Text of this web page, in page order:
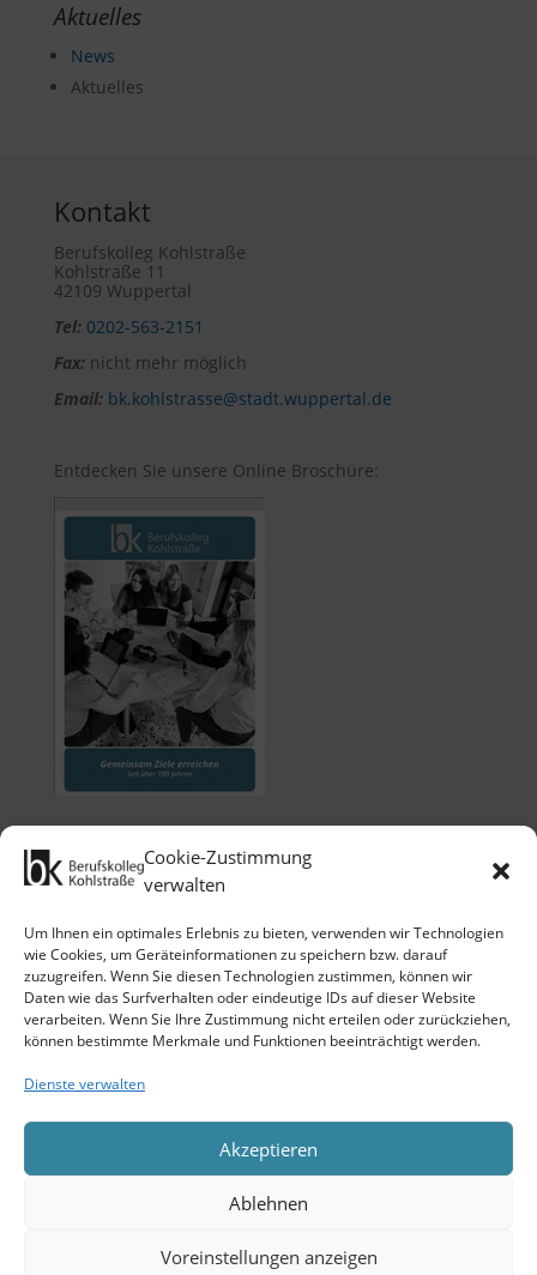
Cookie-Zustimmung
verwalten
Um Ihnen ein optimales Erlebnis zu bieten, verwenden wir Technologien
wie Cookies, um Geräteinformationen zu speichern bzw. darauf
zuzugreifen. Wenn Sie diesen Technologien zustimmen, können wir
Daten wie das Surfverhalten oder eindeutige IDs auf dieser Website
verarbeiten. Wenn Sie Ihre Zustimmung nicht erteilen oder zurückziehen,
können bestimmte Merkmale und Funktionen beeinträchtigt werden.
Dienste verwalten
Akzeptieren
Ablehnen
Voreinstellungen anzeigen
Aktuelles
News
Aktuelles
Kontakt
Berufskolleg Kohlstraße
Kohlstraße 11
42109 Wuppertal
Tel: 0202-563-2151
Fax:nicht mehr möglich
Email: bk.kohlstrasse@stadt.wuppertal.de
Entdecken Sie unsere Online Broschüre:
Klicken Sie auf 'Ich stimme zu', um
Google maps zu nutzen.
Cookie-Richtlinie
Kohlstraße der Stadt Wuppertal